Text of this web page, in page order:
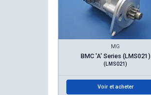
MG
BMC 'A' Series (LMS021)
(LMS021)
Voir et acheter